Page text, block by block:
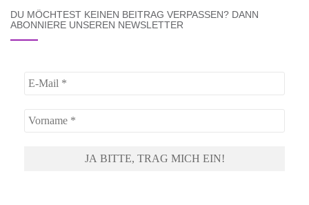
DU MÖCHTEST KEINEN BEITRAG VERPASSEN? DANN
ABONNIERE UNSEREN NEWSLETTER